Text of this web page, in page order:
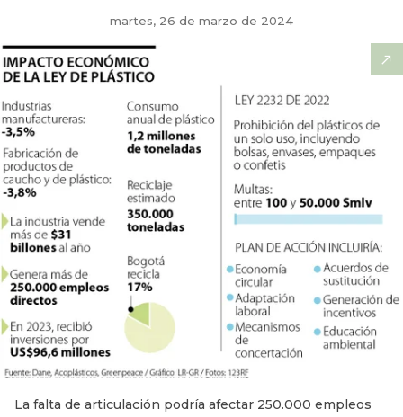
martes, 26 de marzo de 2024
La falta de articulación podría afectar 250.000 empleos